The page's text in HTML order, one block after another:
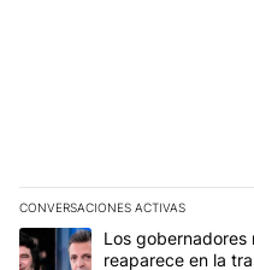
CONVERSACIONES ACTIVAS
Este listado muestra los
Un artículo de tendencia con
Los gobernadores
reaparece en la